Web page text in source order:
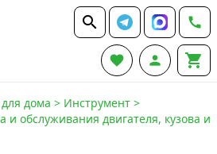
 
  
дома > Инструмент >
и обслуживания двигателя, кузова и